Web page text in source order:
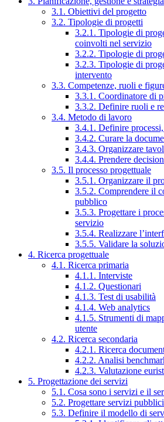
3.1. Obiettivi del progetto
3.2. Tipologie di progetti
3.2.1. Tipologie di
coinvolti nel servizio
3.2.2. Tipologie di
3.2.3. Tipologie di
intervento
3.3. Competenze, ruoli e
3.3.1. Coordinatore di
3.3.2. Definire ruoli e
3.4. Metodo di lavoro
3.4.1. Definire
3.4.2. Curare la
3.4.3. Organizzare
3.4.4. Prendere
3.5. Il processo progettuale
3.5.1. Organizzare il
3.5.2. Comprendere il
pubblico
3.5.3. Progettare i
servizio
3.5.4. Realizzare
3.5.5. Validare la
4. Ricerca progettuale
4.1. Ricerca primaria
4.1.1. Interviste
4.1.2. Questionari
4.1.3. Test di usabilità
4.1.4. Web analytics
4.1.5. Strumenti di
utente
4.2. Ricerca secondaria
4.2.1. Ricerca
4.2.2. Analisi
4.2.3. Valutazione
5. Progettazione dei servizi
5.1. Cosa sono i servizi e il
5.2. Progettare servizi
5.3. Definire il modello di